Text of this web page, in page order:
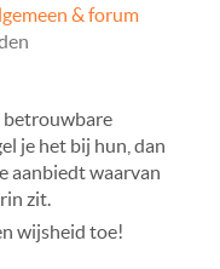
& forum
betrouwbare
je het bij hun, dan
aanbiedt waarvan
zit.
wijsheid toe!